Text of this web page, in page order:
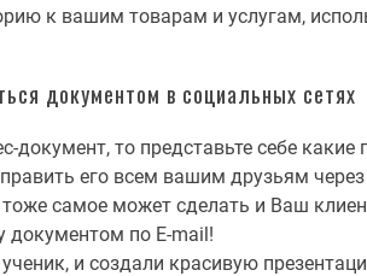
к вашим товарам и услугам,
документом в социальных сетях
документ, то представьте себе
его всем вашим друзьям
самое может сделать и Ваш
документом по E-mail!
и создали красивую